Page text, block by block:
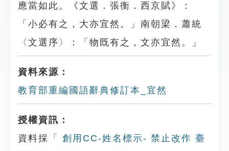
應當如此。《文選．張衡．西京賦》：
「小必有之，大亦宜然。」南朝梁．蕭統
〈文選序〉：「物既有之，文亦宜然。」
資料來源：
教育部重編國語辭典修訂本_宜然
授權資訊：
資料採「
創用CC-姓名標示- 禁止改作 臺